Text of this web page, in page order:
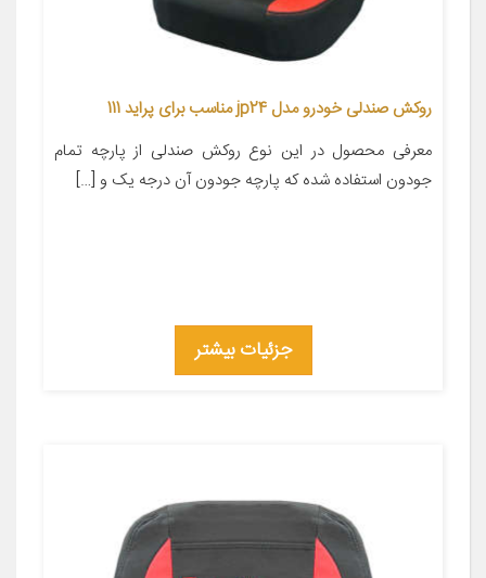
روکش صندلی خودرو مدل jp24 مناسب برای پراید 111
معرفی محصول در این نوع روکش صندلی از پارچه تمام
جودون استفاده شده که پارچه جودون آن درجه یک و […]
جزئیات بیشتر